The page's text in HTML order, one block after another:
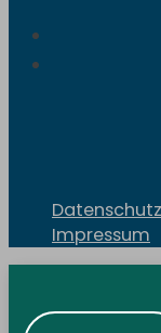
Datenschutz
Impressum